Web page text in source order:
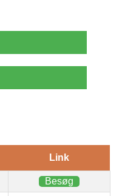
Link
Besøg